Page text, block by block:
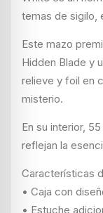
temas de sigilo,
Este mazo
Hidden Blade y
relieve y foil en
misterio.
En su interior,
reflejan la
Características
• Caja con
• Estuche